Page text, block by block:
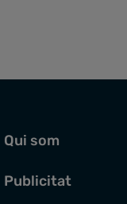
Qui som
Publicitat